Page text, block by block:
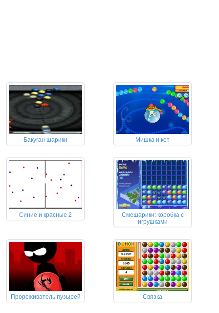
Бакуган шарики Мишка и кот
Синие и красные 2
Смешарики: коробка с
игрушками
Прореживатель пузырей Связка